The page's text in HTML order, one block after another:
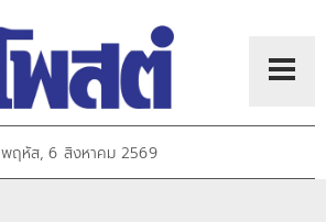
พฤหัส, 6 สิงหาคม 2569